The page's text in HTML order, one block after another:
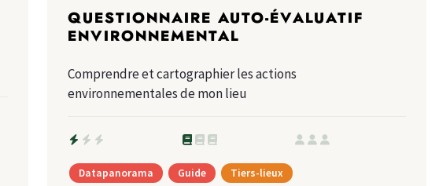
QUESTIONNAIRE AUTO-ÉVALUATIF
ENVIRONNEMENTAL
Comprendre et cartographier les actions
environnementales de mon lieu
Datapanorama Guide Tiers-lieux